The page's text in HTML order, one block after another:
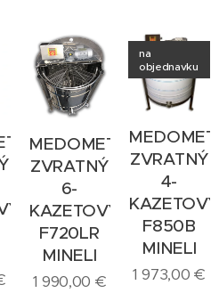
MEDOMET
ZVRATNÝ
6-
KAZETOVÝ
F720LR
MINELI
1 990,00 €
MEDOMET
ZVRATNÝ
4-
KAZETOVÝ
F850B
MINELI
na
objednavku
1 973,00 €